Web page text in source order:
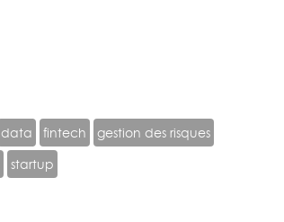
data fintech gestion des risques
startup